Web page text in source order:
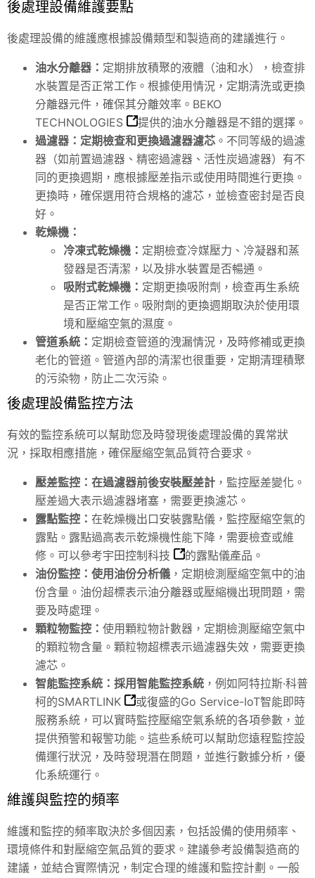
後處理設備維護要點
後處理設備的維護應根據設備類型和製造商的建議進行。
油水分離器： 定期排放積聚的液體（油和水），檢查排
水裝置是否正常工作。根據使用情況，定期清洗或更換
分離器元件，確保其分離效率。 BEKO
TECHNOLOGIES
提供的油水分離器是不錯的選擇。
過濾器 ： 定期檢查和更換過濾器濾芯 。不同等級的過濾
器（如前置過濾器、精密過濾器、活性炭過濾器）有不
同的更換週期，應根據壓差指示或使用時間進行更換。
更換時，確保選用符合規格的濾芯，並檢查密封是否良
好。
乾燥機 ：
冷凍式乾燥機： 定期檢查冷媒壓力、冷凝器和蒸
發器是否清潔，以及排水裝置是否暢通。
吸附式乾燥機： 定期更換吸附劑，檢查再生系統
是否正常工作。吸附劑的更換週期取決於使用環
境和壓縮空氣的濕度。
管道系統： 定期檢查管道的洩漏情況，及時修補或更換
老化的管道。管道內部的清潔也很重要，定期清理積聚
的污染物，防止二次污染。
後處理設備監控方法
有效的監控系統可以幫助您及時發現後處理設備的異常狀
況，採取相應措施，確保壓縮空氣品質符合要求。
壓差監控： 在過濾器前後安裝壓差計 ，監控壓差變化。
壓差過大表示過濾器堵塞，需要更換濾芯。
露點監控： 在乾燥機出口安裝露點儀，監控壓縮空氣的
露點。露點過高表示乾燥機性能下降，需要檢查或維
修。可以參考宇田控制科技
的露點儀產品。
油份監控： 使用油份分析儀 ，定期檢測壓縮空氣中的油
份含量。油份超標表示油分離器或壓縮機出現問題，需
要及時處理。
顆粒物監控： 使用顆粒物計數器，定期檢測壓縮空氣中
的顆粒物含量。顆粒物超標表示過濾器失效，需要更換
濾芯。
智能監控系統： 採用智能監控系統 ，例如阿特拉斯·科普
柯的SMARTLINK
或復盛的Go Service-IoT智能即時
服務系統，可以實時監控壓縮空氣系統的各項參數，並
提供預警和報警功能。這些系統可以幫助您遠程監控設
備運行狀況，及時發現潛在問題，並進行數據分析，優
化系統運行。
維護與監控的頻率
維護和監控的頻率取決於多個因素，包括設備的使用頻率、
環境條件和對壓縮空氣品質的要求。建議參考設備製造商的
建議，並結合實際情況，制定合理的維護和監控計劃。一般